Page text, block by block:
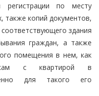
регистрации по месту
копий документов,
здания
граждан, а также
помещения в нем, как
с квартирой в
для такого его